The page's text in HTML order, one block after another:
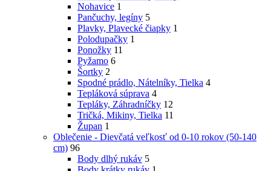
Nohavice 1
Pančuchy, legíny 5
Plavky, Plavecké čiapky 1
Polodupačky 1
Ponožky 11
Pyžamo 6
Šortky 2
Spodné prádlo, Nátelníky, Tielka 4
Tepláková súprava 4
Tepláky, Záhradníčky 12
Tričká, Mikiny, Tielka 11
Župan 1
Oblečenie - Dievčatá veľkosť od 0-10 rokov (50-140
cm) 96
Body dlhý rukáv 5